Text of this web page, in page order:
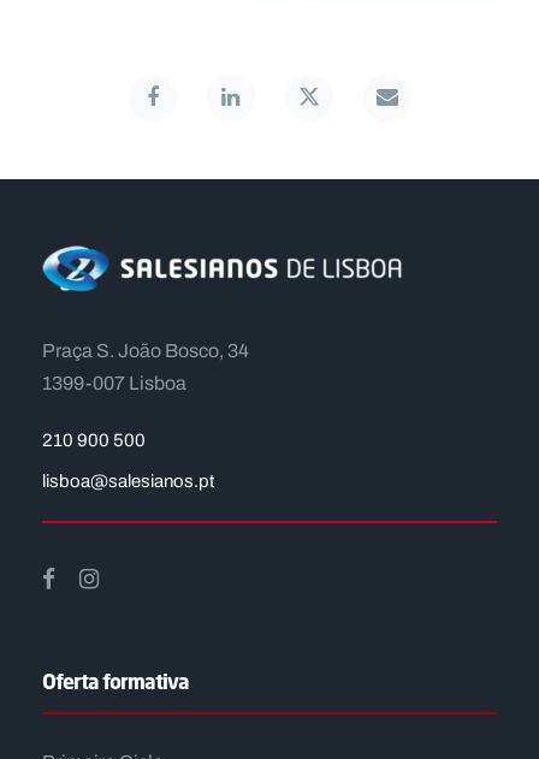
Praça S. João Bosco, 34
1399-007 Lisboa
210 900 500
lisboa@salesianos.pt
Oferta formativa